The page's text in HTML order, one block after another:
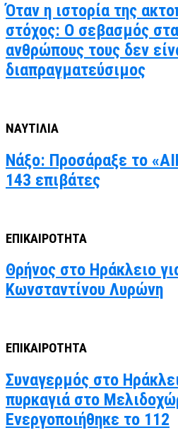
Όταν η ιστορία της
στόχος: Ο σεβασμός
ανθρώπους τους δεν
διαπραγματεύσιμος
ΝΑΥΤΙΛΙΑ
Νάξο: Προσάραξε το
143 επιβάτες
ΕΠΙΚΑΙΡΟΤΗΤΑ
Θρήνος στο Ηράκλειο
Κωνσταντίνου Λυρώνη
ΕΠΙΚΑΙΡΟΤΗΤΑ
Συναγερμός στο
πυρκαγιά στο
Ενεργοποιήθηκε το 112